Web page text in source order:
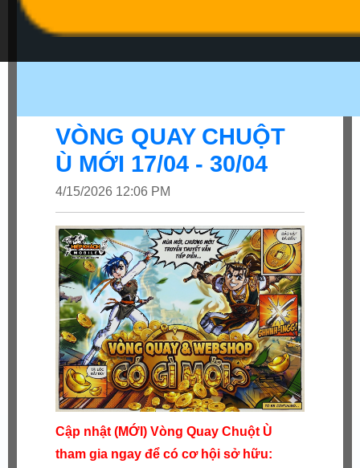
VÒNG QUAY CHUỘT
Ù MỚI 17/04 - 30/04
4/15/2026 12:06 PM
Cập nhật (MỚI) Vòng Quay Chuột Ù
tham gia ngay để có cơ hội sở hữu: